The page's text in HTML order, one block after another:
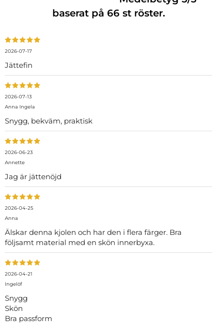
baserat på 66 st röster.
2026-07-17
Jättefin
2026-07-13
Anna Ingela
Snygg, bekväm, praktisk
2026-06-23
Annette
Jag är jättenöjd
2026-04-25
Anna
Älskar denna kjolen och har den i flera färger. Bra
följsamt material med en skön innerbyxa.
2026-04-21
Ingelöf
Snygg
Skön
Bra passform